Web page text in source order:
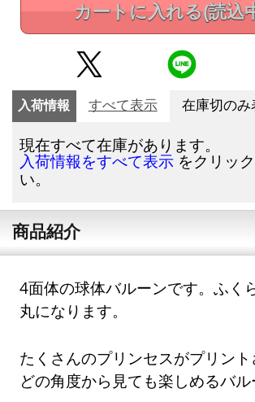
カートに入れる(読込
入荷情報 すべて表示 在庫切のみ
現在すべて在庫があります。
入荷情報をすべて表示 をクリッ
い。
商品紹介
4面体の球体バルーンです。ふく
丸になります。
たくさんのプリンセスがプリント
どの角度から見ても楽しめるバル